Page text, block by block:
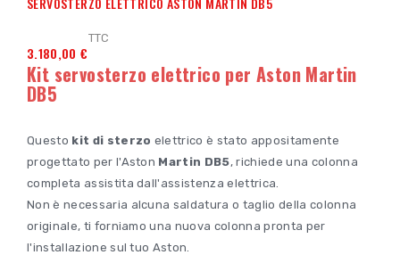
3.180,00 €
TTC
Kit servosterzo elettrico per Aston Martin
DB5
Questo kit di sterzo elettrico è stato appositamente
progettato per l'Aston Martin DB5, richiede una colonna
completa assistita dall'assistenza elettrica.
Non è necessaria alcuna saldatura o taglio della colonna
originale, ti forniamo una nuova colonna pronta per
l'installazione sul tuo Aston.